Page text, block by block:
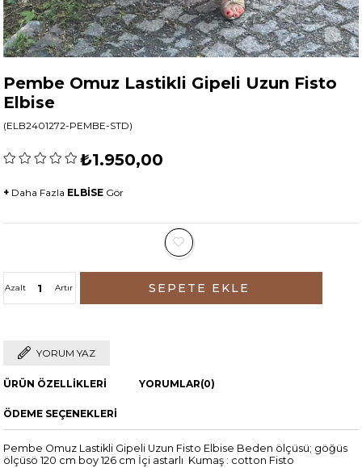
Pembe Omuz Lastikli Gipeli Uzun Fisto
Elbise
(ELB2401272-PEMBE-STD)
₺1.950,00
+ Daha Fazla ELBİSE Gör
Artır
Azalt
YORUM YAZ
ÜRÜN ÖZELLIKLERI YORUMLAR(0)
ÖDEME SEÇENEKLERI
Pembe Omuz Lastikli Gipeli Uzun Fisto Elbise Beden ölçüsü; göğüs
ölçüsö 120 cm boy 126 cm İçi astarlı Kumaş : cotton Fisto